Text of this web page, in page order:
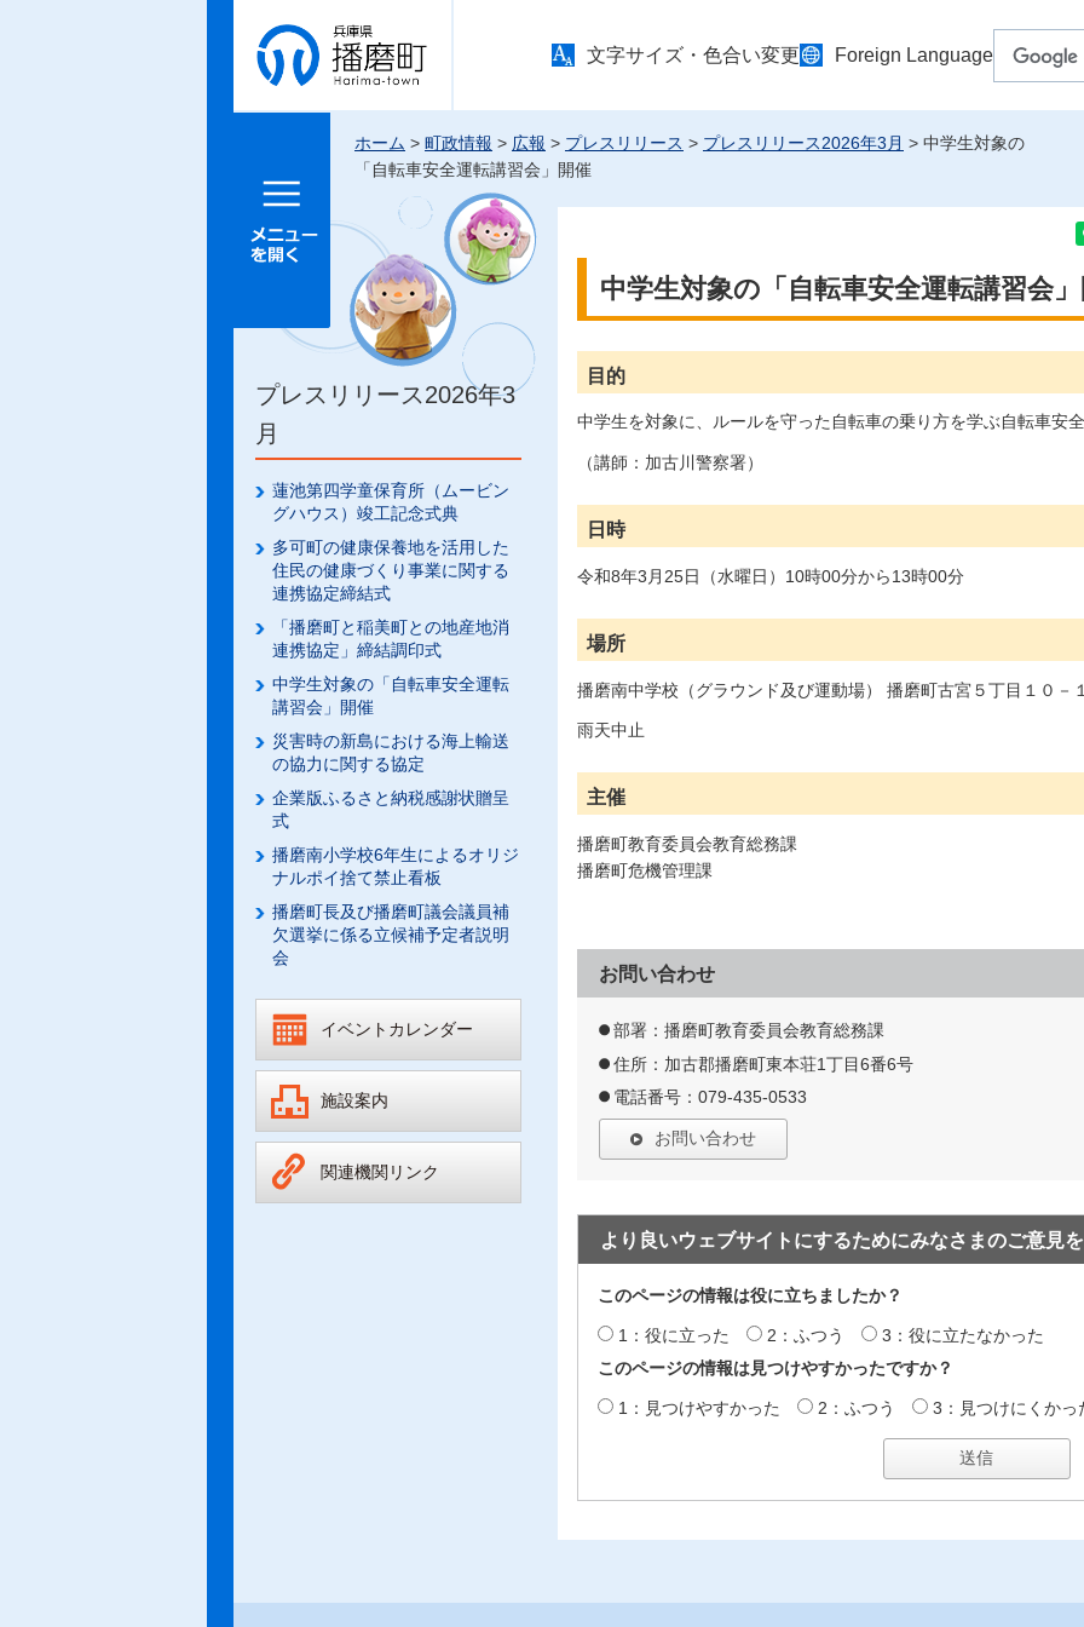
兵庫県 播
磨町
文字サイズ・色合い変更 Foreign Language
メニュー
ホーム > 町政情報 > 広報 > プレスリリース > プレスリリース2026年3月 > 中学生対象の
「自転車安全運転講習会」開催
プレスリリース2026年3
月
蓮池第四学童保育所（ムービン
グハウス）竣工記念式典
多可町の健康保養地を活用した
住民の健康づくり事業に関する
連携協定締結式
「播磨町と稲美町との地産地消
連携協定」締結調印式
中学生対象の「自転車安全運転
講習会」開催
災害時の新島における海上輸送
の協力に関する協定
企業版ふるさと納税感謝状贈呈
式
播磨南小学校6年生によるオリジ
ナルポイ捨て禁止看板
播磨町長及び播磨町議会議員補
欠選挙に係る立候補予定者説明
会
イベントカレンダー
施設案内
関連機関リンク
中学生対象の「自転車安全運転講習会
目的
中学生を対象に、ルールを守った自転車の乗り方を学ぶ自転車安
（講師：加古川警察署）
日時
令和8年3月25日（水曜日）10時00分から13時00分
場所
播磨南中学校（グラウンド及び運動場） 播磨町古宮５丁目１０－
雨天中止
主催
播磨町教育委員会教育総務課
播磨町危機管理課
お問い合わせ
部署：播磨町教育委員会教育総務課
住所：加古郡播磨町東本荘1丁目6番6号
電話番号：079-435-0533
お問い合わせ
より良いウェブサイトにするためにみなさまのご意見
このページの情報は役に立ちましたか？
1：役に立った 2：ふつう
3：役に立たなかった
このページの情報は見つけやすかったですか？
1：見つけやすかった 2：ふつう 3：見つけにくかっ